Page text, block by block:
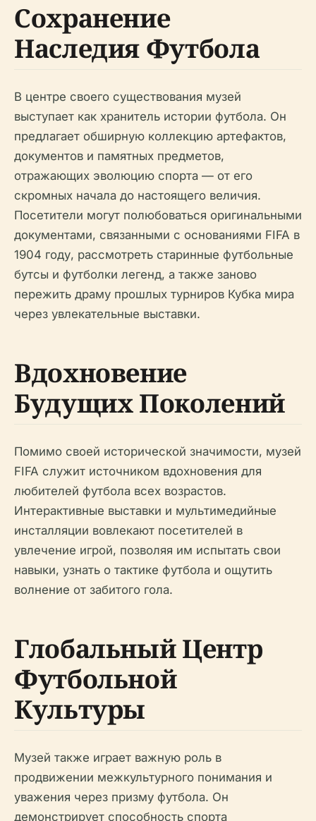
Сохранение
Наследия Футбола
В центре своего существования музей
выступает как хранитель истории футбола. Он
предлагает обширную коллекцию артефактов,
документов и памятных предметов,
отражающих эволюцию спорта — от его
скромных начала до настоящего величия.
Посетители могут полюбоваться оригинальными
документами, связанными с основаниями FIFA в
1904 году, рассмотреть старинные футбольные
бутсы и футболки легенд, а также заново
пережить драму прошлых турниров Кубка мира
через увлекательные выставки.
Вдохновение
Будущих Поколений
Помимо своей исторической значимости, музей
FIFA служит источником вдохновения для
любителей футбола всех возрастов.
Интерактивные выставки и мультимедийные
инсталляции вовлекают посетителей в
увлечение игрой, позволяя им испытать свои
навыки, узнать о тактике футбола и ощутить
волнение от забитого гола.
Глобальный Центр
Футбольной
Культуры
Музей также играет важную роль в
продвижении межкультурного понимания и
уважения через призму футбола. Он
демонстрирует способность спорта